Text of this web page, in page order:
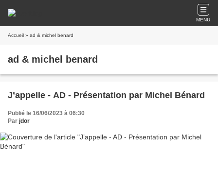
MENU
Accueil » ad & michel benard
ad & michel benard
J’appelle - AD - Présentation par Michel Bénard
Publié le 16/06/2023 à 06:30
Par jdor